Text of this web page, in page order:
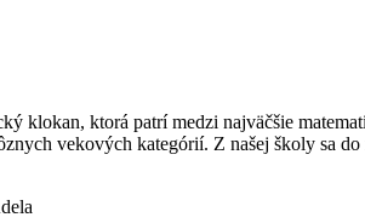
klokan, ktorá patrí medzi najväčšie
vekových kategórií. Z našej školy sa